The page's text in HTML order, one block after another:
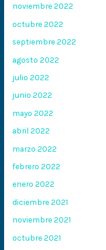
noviembre 2022
octubre 2022
septiembre 2022
agosto 2022
julio 2022
junio 2022
mayo 2022
abril 2022
marzo 2022
febrero 2022
enero 2022
diciembre 2021
noviembre 2021
octubre 2021